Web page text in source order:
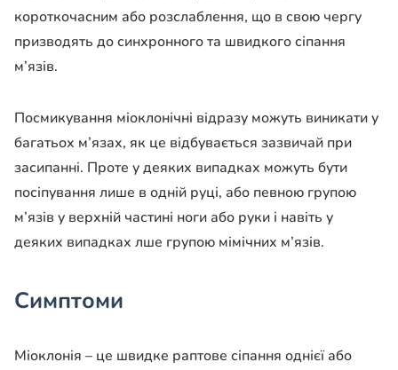
короткочасним або розслаблення, що в свою чергу
призводять до синхронного та швидкого сіпання
м’язів.
Посмикування міоклонічні відразу можуть виникати у
багатьох м’язах, як це відбувається зазвичай при
засипанні. Проте у деяких випадках можуть бути
посіпування лише в одній руці, або певною групою
м’язів у верхній частині ноги або руки і навіть у
деяких випадках лше групою мімічних м’язів.
Симптоми
Міоклонія – це швидке раптове сіпання однієї або